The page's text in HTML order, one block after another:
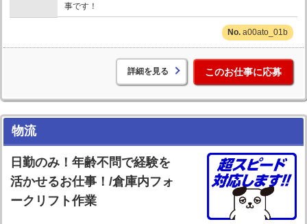
事です！
a00ato_01b
詳細を見る このお仕事に応募
物流
日勤のみ！年齢不問で経験を
活かせるお仕事！/倉庫内フォ
ークリフト作業